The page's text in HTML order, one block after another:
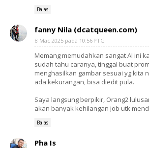
Balas
fanny Nila (dcatqueen.com)
8 Mac 2025 pada 10:56 PTG
Memang memudahkan sangat AI ini
sudah tahu caranya, tinggal buat
menghasilkan gambar sesuai yg kita
ada kekurangan, bisa diedit pula.
Saya langsung berpikir, Orang2
akan banyak kehilangan job utk
Balas
Pha Is